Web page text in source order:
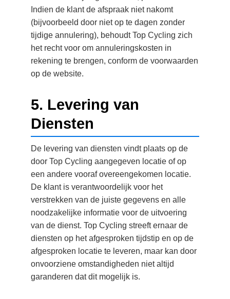
Indien de klant de afspraak niet nakomt
(bijvoorbeeld door niet op te dagen zonder
tijdige annulering), behoudt Top Cycling zich
het recht voor om annuleringskosten in
rekening te brengen, conform de voorwaarden
op de website.
5. Levering van
Diensten
De levering van diensten vindt plaats op de
door Top Cycling aangegeven locatie of op
een andere vooraf overeengekomen locatie.
De klant is verantwoordelijk voor het
verstrekken van de juiste gegevens en alle
noodzakelijke informatie voor de uitvoering
van de dienst. Top Cycling streeft ernaar de
diensten op het afgesproken tijdstip en op de
afgesproken locatie te leveren, maar kan door
onvoorziene omstandigheden niet altijd
garanderen dat dit mogelijk is.